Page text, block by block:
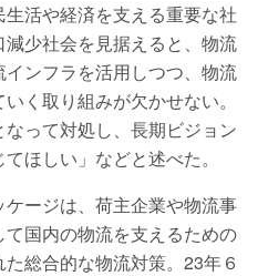
活や経済を支える重要な社
少社会を見据えると、物流
ンフラを活用しつつ、物流
く取り組みが欠かせない。
って対処し、長期ビジョン
ほしい」などと述べた。
ージは、荷主企業や物流事
国内の物流を支えるための
総合的な物流対策。23年６